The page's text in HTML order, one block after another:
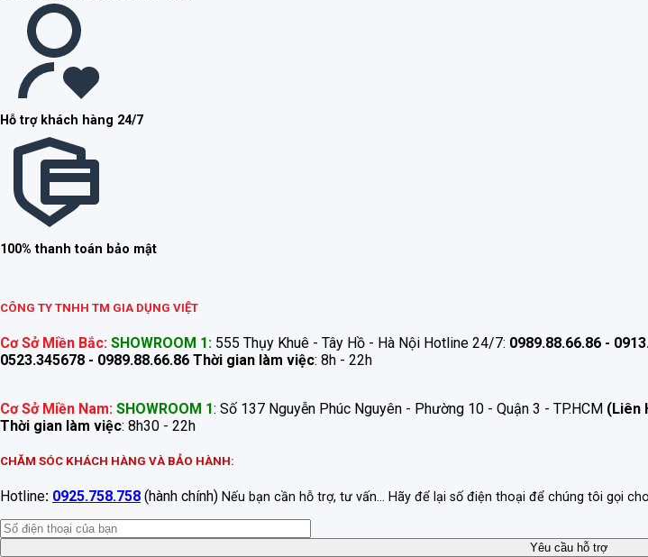
Hỗ trợ khách hàng 24/7
100% thanh toán bảo mật
CÔNG TY TNHH TM GIA DỤNG VIỆT
Cơ Sở Miền Bắc: SHOWROOM 1: 555 Thụy Khuê - Tây Hồ - Hà Nội Hotline 24/7: 0989.88.66.86 -
0523.345678 - 0989.88.66.86 Thời gian làm việc: 8h - 22h
Cơ Sở Miền Nam: SHOWROOM 1: Số 137 Nguyễn Phúc Nguyên - Phường 10 - Quận 3 - TP.HCM (Liên
Thời gian làm việc: 8h30 - 22h
CHĂM SÓC KHÁCH HÀNG VÀ BẢO HÀNH:
Hotline: 0925.758.758 (hành chính) Nếu bạn cần hỗ trợ, tư vấn... Hãy để lại số điện thoại để chúng tôi gọi